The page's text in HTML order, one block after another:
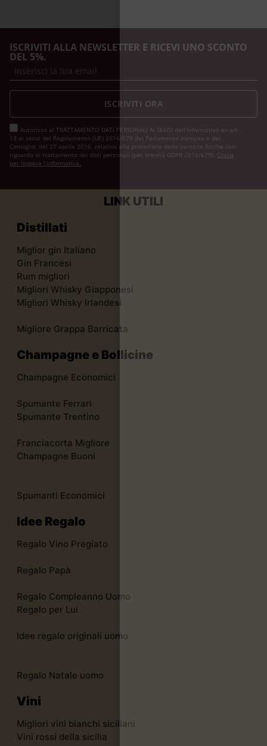
ISCRIVITI ALLA NEWSLETTER E RICEVI UNO SCONTO
DEL 5%.
Autorizzo al TRATTAMENTO DATI PERSONALI AI SENSI dell'Informativa ex art.
13 ai sensi del Regolamento (UE) 2016/679 del Parlamento europeo e del
Consiglio, del 27 aprile 2016, relativo alla protezione delle persone fisiche con
riguardo al trattamento dei dati personali (per brevità GDPR 2016/679). Clicca
per leggere l’informativa.
ISCRIVITI ORA
LINK UTILI
Distillati
Miglior gin Italiano
Gin Francesi
Rum migliori
Migliori Whisky Giapponesi
Migliori Whisky Irlandesi
Migliore Grappa Barricata
Champagne e Bollicine
Champagne Economici
Spumante Ferrari
Spumante Trentino
Franciacorta Migliore
Champagne Buoni
Spumanti Economici
Idee Regalo
Regalo Vino Pregiato
Regalo Papà
Regalo Compleanno Uomo
Regalo per Lui
Idee regalo originali uomo
Regalo Natale uomo
Vini
Migliori vini bianchi siciliani
Vini rossi della sicilia